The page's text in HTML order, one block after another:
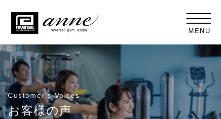
MENU
Customer’s Voices
お客様の声